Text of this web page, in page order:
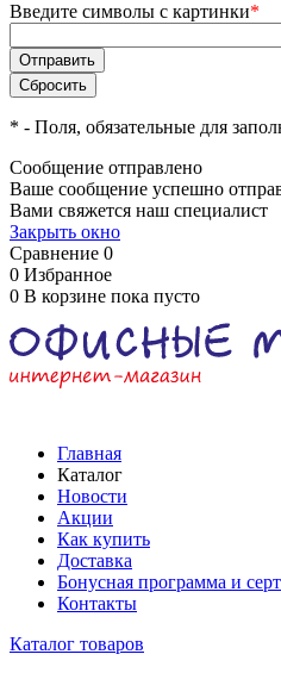
Введите символы с картинки*
* - Поля, обязательные для
Сообщение отправлено
Ваше сообщение успешно
Вами свяжется наш специалист
Закрыть окно
Сравнение 0
0 Избранное
0 В корзине пока пусто
Главная
Каталог
Новости
Акции
Как купить
Доставка
Бонусная программа и
Контакты
Каталог товаров